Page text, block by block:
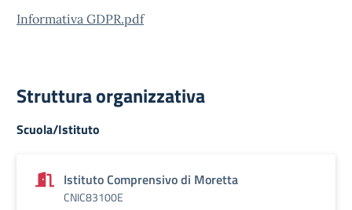
Informativa GDPR.pdf
Struttura organizzativa
Scuola/Istituto
Istituto Comprensivo di Moretta
CNIC83100E